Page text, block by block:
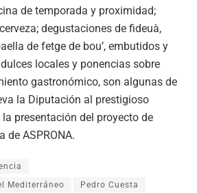
de temporada y proximidad;
degustaciones de fideuà,
de fetge de bou’, embutidos y
locales y ponencias sobre
gastronómico, son algunas de
la Diputación al prestigioso
presentación del proyecto de
de ASPRONA.
Mediterráneo
Pedro Cuesta